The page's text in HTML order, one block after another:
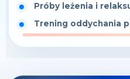
Próby leżenia i
Trening oddychania